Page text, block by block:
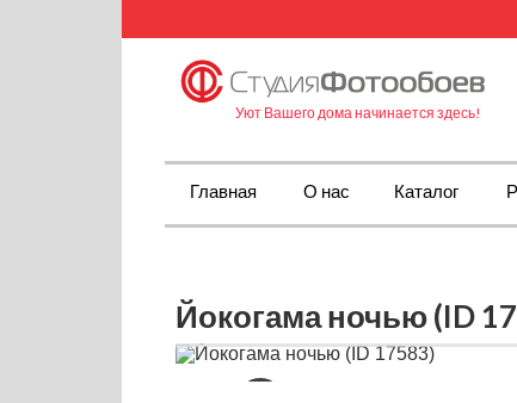
Уют Вашего дома начинается здесь!
Главная О нас Каталог
Йокогама ночью (ID